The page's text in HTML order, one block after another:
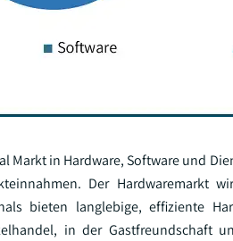
Markt in Hardware, Software und
Der Hardwaremarkt
bieten langlebige, effiziente
in der Gastfreundschaft